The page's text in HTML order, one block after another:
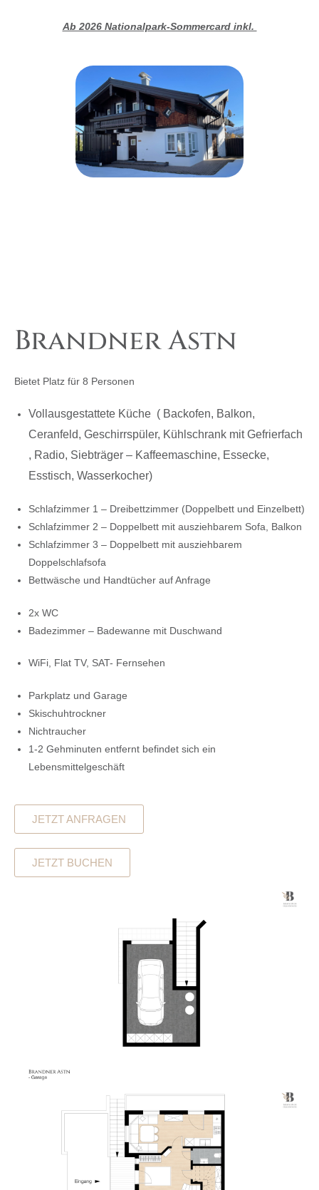
Ab 2026 Nationalpark-Sommercard inkl.
Brandner Astn
Bietet Platz für 8 Personen
Vollausgestattete Küche ( Backofen, Balkon,
Ceranfeld, Geschirrspüler, Kühlschrank mit Gefrierfach
, Radio, Siebträger – Kaffeemaschine, Essecke,
Esstisch, Wasserkocher)
Schlafzimmer 1 – Dreibettzimmer (Doppelbett und Einzelbett)
Schlafzimmer 2 – Doppelbett mit ausziehbarem Sofa, Balkon
Schlafzimmer 3 – Doppelbett mit ausziehbarem
Doppelschlafsofa
Bettwäsche und Handtücher auf Anfrage
2x WC
Badezimmer – Badewanne mit Duschwand
WiFi, Flat TV, SAT- Fernsehen
Parkplatz und Garage
Skischuhtrockner
Nichtraucher
1-2 Gehminuten entfernt befindet sich ein
Lebensmittelgeschäft
JETZT ANFRAGEN
JETZT BUCHEN